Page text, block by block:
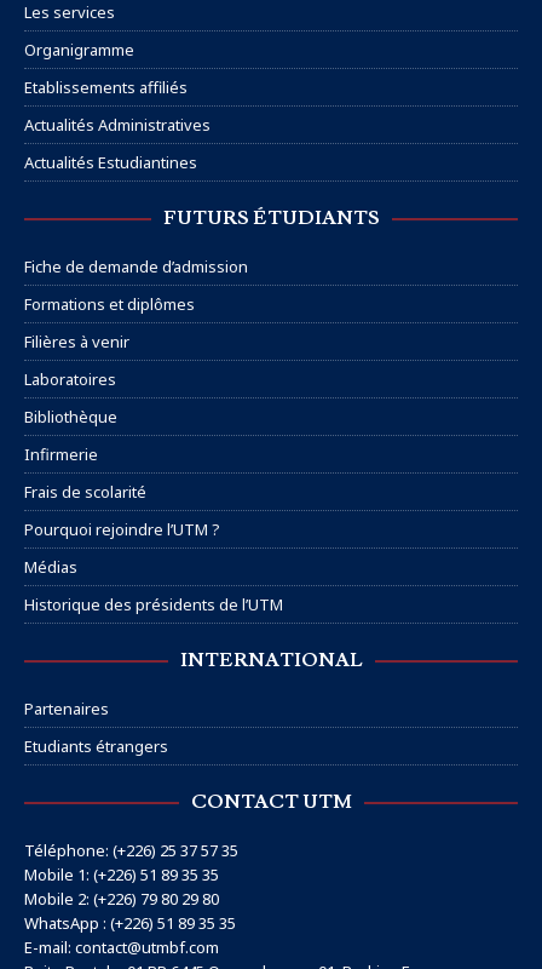
Les services
Organigramme
Etablissements affiliés
Actualités Administratives
Actualités Estudiantines
FUTURS ÉTUDIANTS
Fiche de demande d’admission
Formations et diplômes
Filières à venir
Laboratoires
Bibliothèque
Infirmerie
Frais de scolarité
Pourquoi rejoindre l’UTM ?
Médias
Historique des présidents de l’UTM
INTERNATIONAL
Partenaires
Etudiants étrangers
CONTACT UTM
Téléphone: (+226) 25 37 57 35
Mobile 1: (+226) 51 89 35 35
Mobile 2: (+226) 79 80 29 80
WhatsApp : (+226) 51 89 35 35
E-mail: contact@utmbf.com